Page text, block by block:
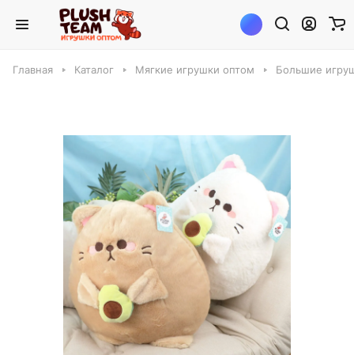
Главная Каталог Мягкие игрушки оптом Большие